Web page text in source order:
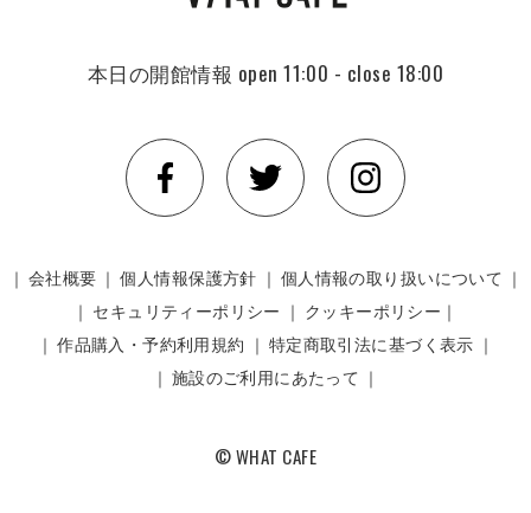
本日の開館情報 open 11:00 - close 18:00
｜ 会社概要 ｜個人情報保護方針 ｜ 個人情報の取り扱いについて ｜
｜ セキュリティーポリシー ｜ クッキーポリシー｜
｜作品購入・予約利用規約 ｜ 特定商取引法に基づく表示 ｜
｜ 施設のご利用にあたって ｜
© WHAT CAFE